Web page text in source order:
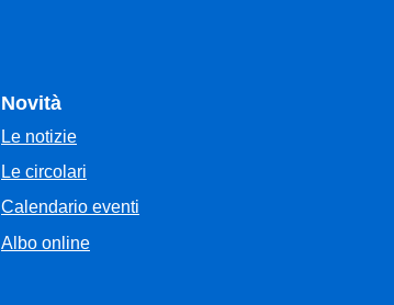
Novità
Le notizie
Le circolari
Calendario eventi
Albo online